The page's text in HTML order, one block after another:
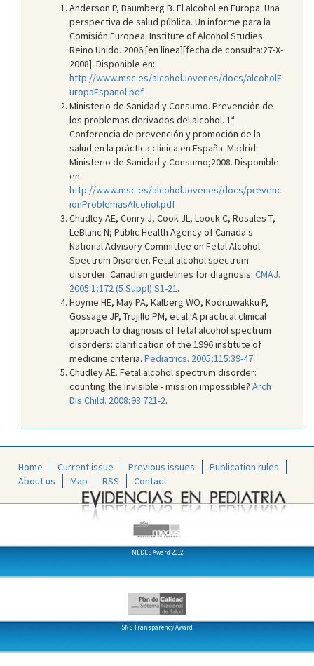
Anderson P, Baumberg B. El alcohol en Europa. Una
perspectiva de salud pública. Un informe para la
Comisión Europea. Institute of Alcohol Studies.
Reino Unido. 2006 [en línea][fecha de consulta:27-X-
2008]. Disponible en:
http://www.msc.es/alcoholJovenes/docs/alcoholE
uropaEspanol.pdf
Ministerio de Sanidad y Consumo. Prevención de
los problemas derivados del alcohol. 1ª
Conferencia de prevención y promoción de la
salud en la práctica clínica en España. Madrid:
Ministerio de Sanidad y Consumo;2008. Disponible
en:
http://www.msc.es/alcoholJovenes/docs/prevenc
ionProblemasAlcohol.pdf
Chudley AE, Conry J, Cook JL, Loock C, Rosales T,
LeBlanc N; Public Health Agency of Canada's
National Advisory Committee on Fetal Alcohol
Spectrum Disorder. Fetal alcohol spectrum
disorder: Canadian guidelines for diagnosis. CMAJ.
2005 1;172 (5 Suppl):S1-21 .
Hoyme HE, May PA, Kalberg WO, Kodituwakku P,
Gossage JP, Trujillo PM, et al. A practical clinical
approach to diagnosis of fetal alcohol spectrum
disorders: clarification of the 1996 institute of
medicine criteria. Pediatrics. 2005;115:39-47.
Chudley AE. Fetal alcohol spectrum disorder:
counting the invisible - mission impossible? Arch
Dis Child. 2008;93:721-2.
Home Current issue Previous issues
Publication rules
About us
Map RSS Contact
MEDES Award 2012
SNS Transparency Award